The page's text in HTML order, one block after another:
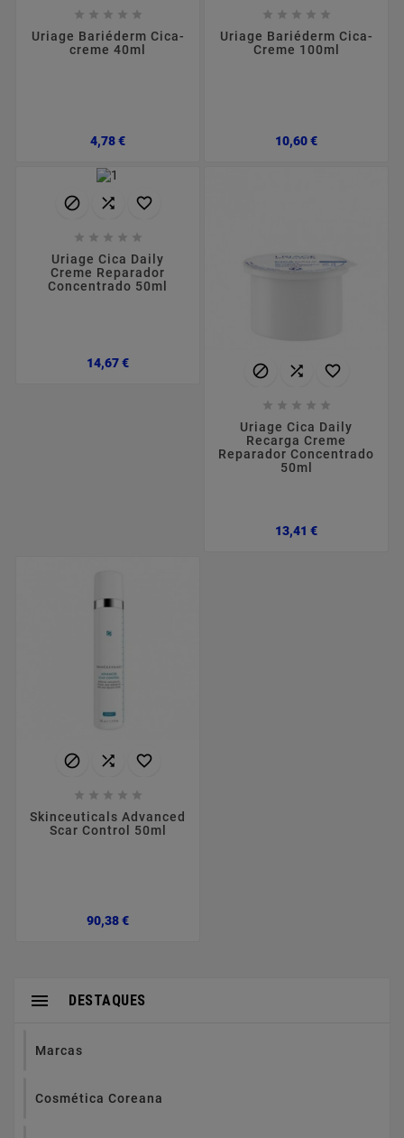
    
Uriage Bariéderm Cica-
creme 40ml
4,78 €Preço
    
Uriage Bariéderm Cica-
Creme 100ml
10,60 €Preço
  
    
Uriage Cica Daily
Creme Reparador
Concentrado 50ml
14,67 €Preço
  
    
Uriage Cica Daily
Recarga Creme
Reparador Concentrado
50ml
13,41 €Preço
  
    
Skinceuticals Advanced
Scar Control 50ml
90,38 €Preço
DESTAQUES

Marcas
Cosmética Coreana